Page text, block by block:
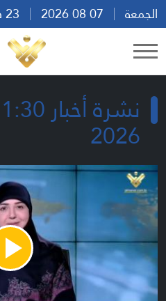
الجمعة
2026
Play
Video